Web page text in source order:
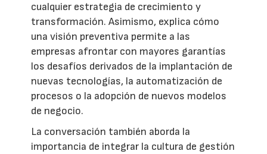
cualquier estrategia de crecimiento y
transformación. Asimismo, explica cómo
una visión preventiva permite a las
empresas afrontar con mayores garantías
los desafíos derivados de la implantación de
nuevas tecnologías, la automatización de
procesos o la adopción de nuevos modelos
de negocio.
La conversación también aborda la
importancia de integrar la cultura de gestión